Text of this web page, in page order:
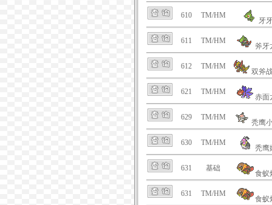
610 TM/HM
牙
611 TM/HM
斧牙
612 TM/HM
双斧
621 TM/HM
赤面
629 TM/HM
秃鹰
630 TM/HM
秃鹰
631 基础
食蚁
631 TM/HM
食蚁